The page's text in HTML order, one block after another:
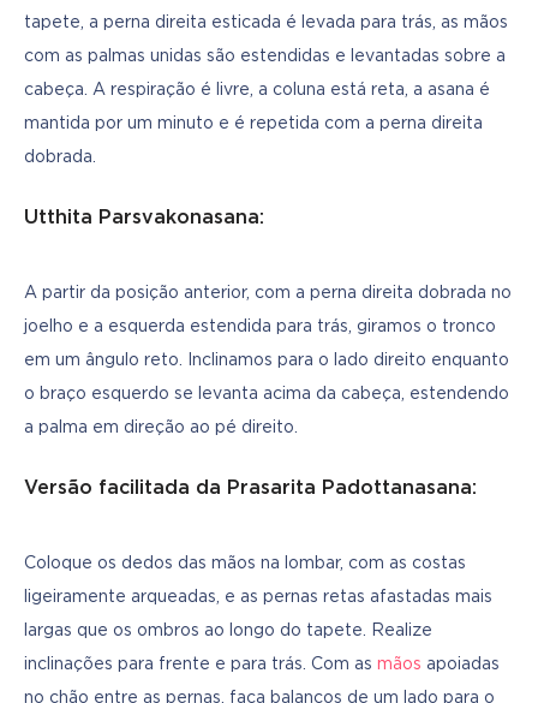
tapete, a perna direita esticada é levada para trás, as mãos
com as palmas unidas são estendidas e levantadas sobre a
cabeça. A respiração é livre, a coluna está reta, a asana é
mantida por um minuto e é repetida com a perna direita
dobrada.
Utthita Parsvakonasana:
A partir da posição anterior, com a perna direita dobrada no
joelho e a esquerda estendida para trás, giramos o tronco
em um ângulo reto. Inclinamos para o lado direito enquanto
o braço esquerdo se levanta acima da cabeça, estendendo
a palma em direção ao pé direito.
Versão facilitada da Prasarita Padottanasana:
Coloque os dedos das mãos na lombar, com as costas
ligeiramente arqueadas, e as pernas retas afastadas mais
largas que os ombros ao longo do tapete. Realize
inclinações para frente e para trás. Com as mãos apoiadas
no chão entre as pernas, faça balanços de um lado para o